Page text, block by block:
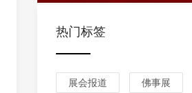
热门标签
展会报道 佛事展